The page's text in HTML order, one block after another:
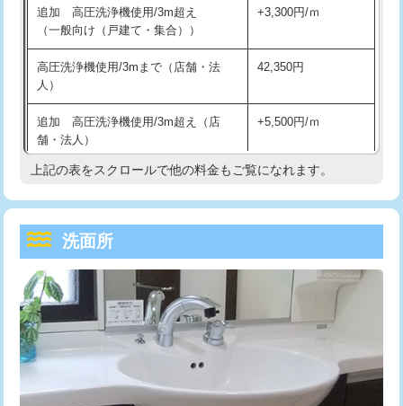
マス交換（深さ50㎝以上） 66,000円
コンクリート斫り（厚さ10㎝まで） 27,500円
コンクリート斫り（厚さ10㎝超え）
モルタル補修（厚さ10㎝まで）
モルタル補修（厚さ10㎝超え） 38,500円
洗面台設置 38,500円
追加人工
廃棄・処分 現場見積
※給水管工事は20mmまでの価格です。
持込商品取付（混合水栓） 16,500円
給水管工事※（ホール加工)
給水管工事※（バンド止め) 3,300円
給水管工事※（支持金具設置) 5,500円
給水管工事※（保温材使用（バンド止
め込み）)
5,500円
給水管工事※（土の掘削・埋め戻し作
業)
11,000円
給水管工事※（塩ビ管（VP・HI）使
用/3ｍまで)
33,000円
給水管工事※（塩ビ管（VP・HI）使
用（追加）/3ｍ超え)
追加 高圧洗浄機使用/3m超え
（一般向け（戸建て・集合））
+3,300円/ｍ
高圧洗浄機使用/3mまで（店舗・法
人）
42,350円
追加 高圧洗浄機使用/3m超え（店
舗・法人）
+5,500円/ｍ
高度高圧洗浄換 現地調査
トーラー機使用/3mまで
追加トーラー機使用/3m超え +3,300円
カメラ調査 33,000円
桝清掃
止水・漏水調査・防水処理・清掃・修
11,000円
上記の表をスクロールで他の料金もご覧になれます。
洗面所